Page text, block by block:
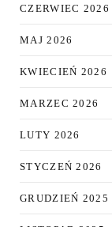
CZERWIEC 2026
MAJ 2026
KWIECIEŃ 2026
MARZEC 2026
LUTY 2026
STYCZEŃ 2026
GRUDZIEŃ 2025